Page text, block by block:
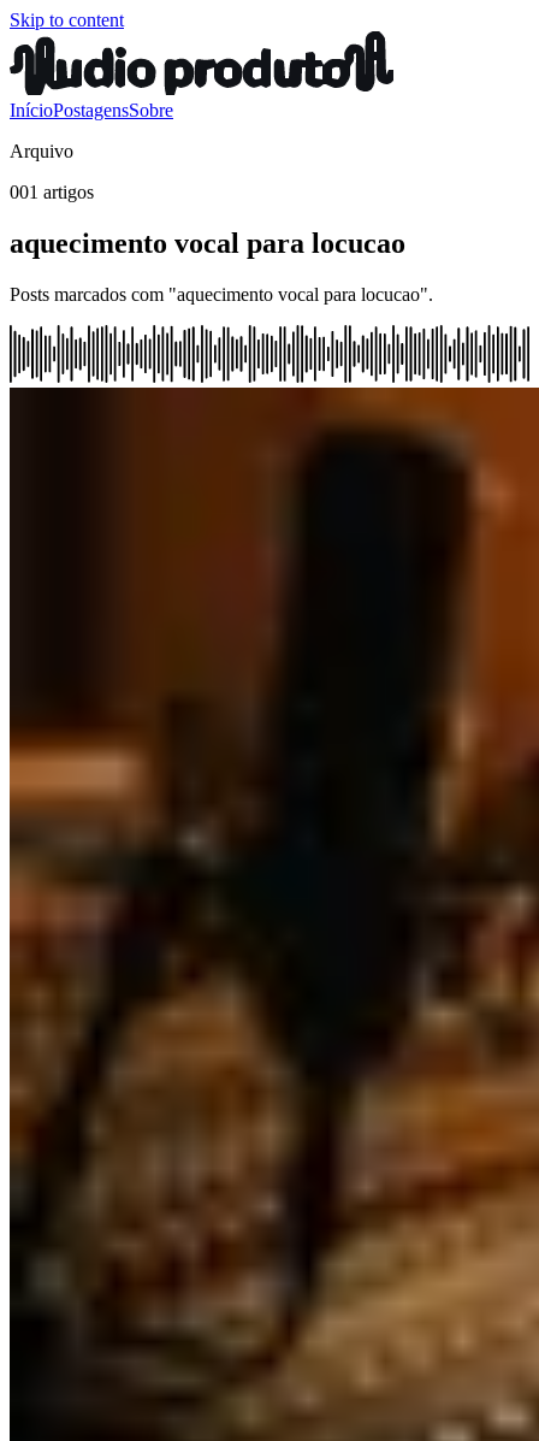
Skip to content
InícioPostagensSobre
Arquivo
001 artigos
aquecimento vocal para locucao
Posts marcados com "aquecimento vocal para locucao".